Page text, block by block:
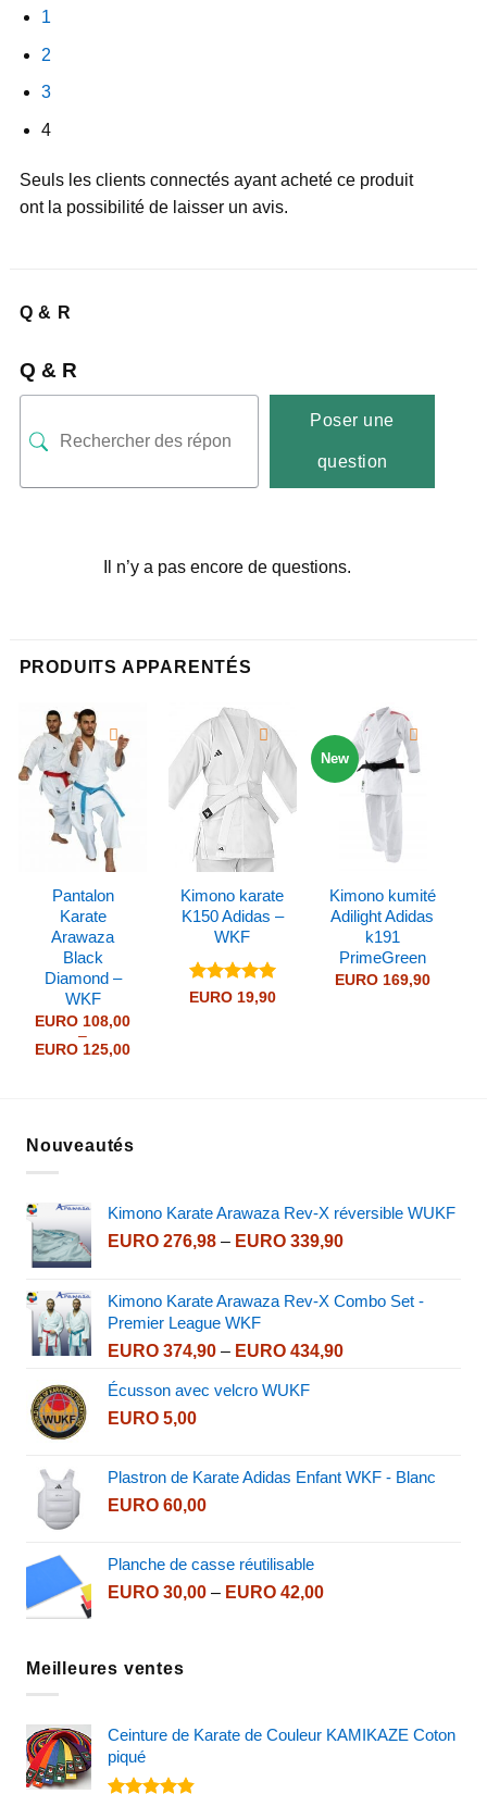
1
2
3
4
Seuls les clients connectés ayant acheté ce produit
ont la possibilité de laisser un avis.
Q & R
Q & R
Poser une
question
Il n’y a pas encore de questions.
PRODUITS APPARENTÉS
Pantalon
Karate
Arawaza
Black
Diamond –
WKF
EURO 108,00
–
EURO 125,00Price
Kimono karate
K150 Adidas –
WKF
Note5sur
EURO19,90
New
Kimono kumité
Adilight Adidas
k191
PrimeGreen
EURO169,90
Nouveautés
Kimono Karate Arawaza Rev-X réversible WUKF
EURO276,98 – EURO339,90Price
through
Kimono Karate Arawaza Rev-X Combo Set -
Premier League WKF
EURO374,90 – EURO434,90Price
Écusson avec velcro WUKF
EURO5,00
Plastron de Karate Adidas Enfant WKF - Blanc
EURO60,00
Planche de casse réutilisable
EURO30,00 – EURO42,00Price
Meilleures ventes
Ceinture de Karate de Couleur KAMIKAZE Coton
piqué